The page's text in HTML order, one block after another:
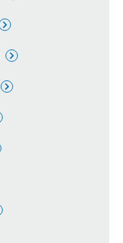


